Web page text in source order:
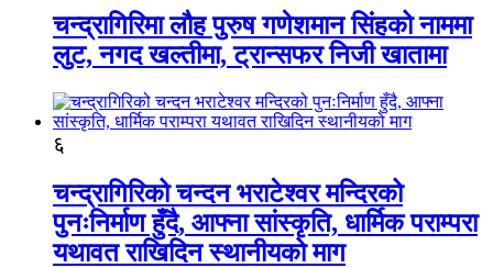
चन्द्रागिरिमा लौह पुरुष गणेशमान सिंहको नाममा
लुट, नगद खल्तीमा, ट्रान्सफर निजी खातामा
६
चन्द्रागिरिको चन्दन भराटेश्वर मन्दिरको
पुनःनिर्माण हुँदै, आफ्ना सांस्कृति, धार्मिक पराम्परा
यथावत राखिदिन स्थानीयको माग